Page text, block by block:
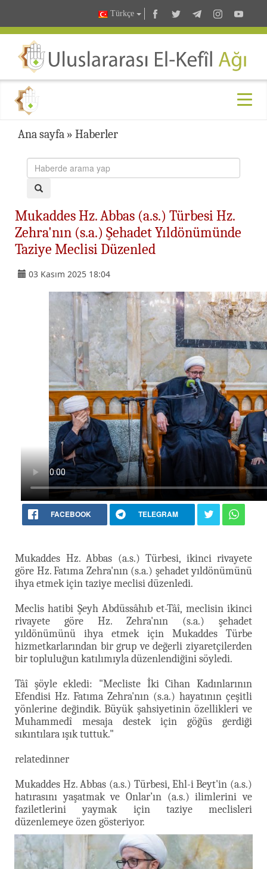
Türkçe
Ana sayfa » Haberler
Mukaddes Hz. Abbas (a.s.) Türbesi Hz.
Zehra'nın (s.a.) Şehadet Yıldönümünde
Taziye Meclisi Düzenled
03 Kasım 2025 18:04
FACEBOOK TELEGRAM
Mukaddes Hz. Abbas (a.s.) Türbesi, ikinci rivayete
göre Hz. Fatıma Zehra'nın (s.a.) şehadet yıldönümünü
ihya etmek için taziye meclisi düzenledi.
Meclis hatibi Şeyh Abdüssâhıb et-Tâî, meclisin ikinci
rivayete göre Hz. Zehra'nın (s.a.) şehadet
yıldönümünü ihya etmek için Mukaddes Türbe
hizmetkarlarından bir grup ve değerli ziyaretçilerden
bir topluluğun katılımıyla düzenlendiğini söyledi.
Tâî şöyle ekledi: "Mecliste İki Cihan Kadınlarının
Efendisi Hz. Fatıma Zehra'nın (s.a.) hayatının çeşitli
yönlerine değindik. Büyük şahsiyetinin özellikleri ve
Muhammedî mesaja destek için göğüs gerdiği
sıkıntılara ışık tuttuk."
relatedinner
Mukaddes Hz. Abbas (a.s.) Türbesi, Ehl-i Beyt'in (a.s.)
hatırasını yaşatmak ve Onlar’ın (a.s.) ilimlerini ve
faziletlerini yaymak için taziye meclisleri
düzenlemeye özen gösteriyor.